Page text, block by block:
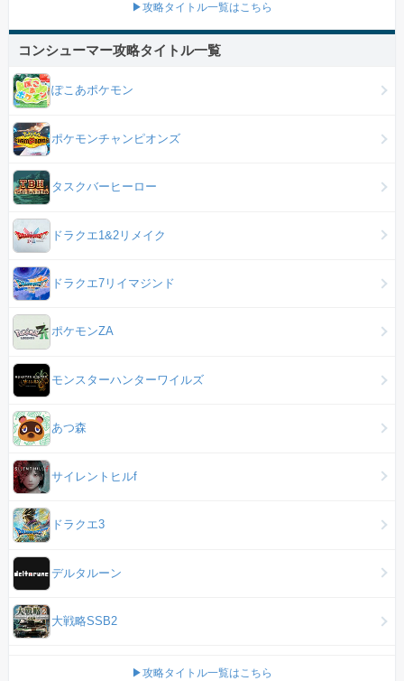
▶攻略タイトル一覧はこちら
コンシューマー攻略タイトル一覧
ぽこあポケモン
ポケモンチャンピオンズ
タスクバーヒーロー
ドラクエ1&2リメイク
ドラクエ7リイマジンド
ポケモンZA
モンスターハンターワイルズ
あつ森
サイレントヒルf
ドラクエ3
デルタルーン
大戦略SSB2
▶攻略タイトル一覧はこちら